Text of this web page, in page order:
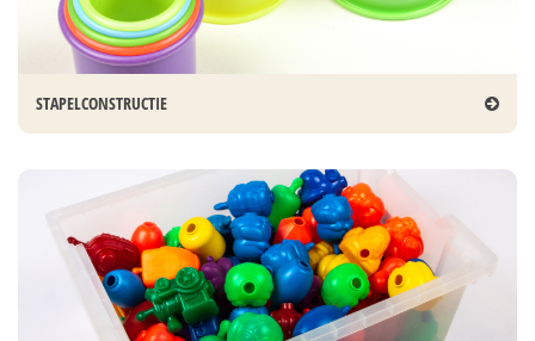
STAPELCONSTRUCTIE